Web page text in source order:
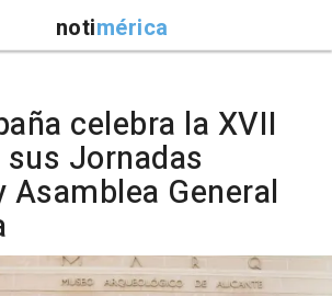
notimérica
celebra la XVII
Jornadas
Asamblea General